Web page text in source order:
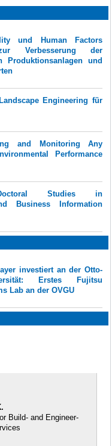
und Human Factors
Verbesserung der
Produktionsanlagen und
Engineering für
and Monitoring Any
Performance
Studies in
Business Information
investiert an der Otto-
Erstes Fujitsu
Lab an der OVGU
Build- and Engineer-